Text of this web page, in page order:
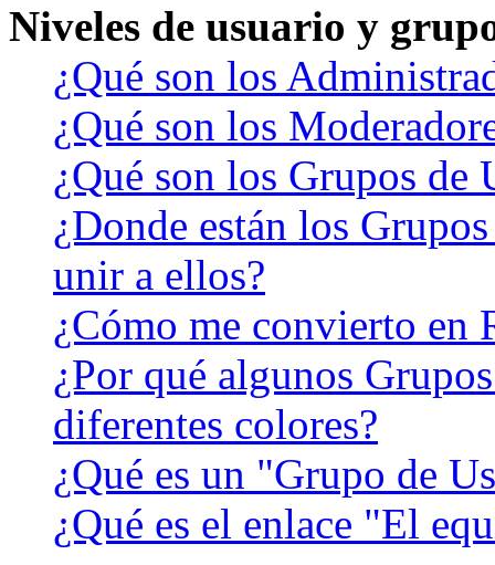
Niveles de usuario y
¿Qué son los
¿Qué son los
¿Qué son los Grupos de
¿Donde están los
unir a ellos?
¿Cómo me convierto en
¿Por qué algunos
diferentes colores?
¿Qué es un "Grupo de
¿Qué es el enlace "El